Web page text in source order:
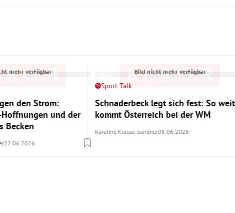
mehr verfügbar
den Strom:
Hoffnungen und der
Becken
22.06.2026
Bild nicht mehr verfügbar
Sport Talk
Schnaderbeck legt sich fest: So weit
kommt Österreich bei der WM
Karoline Krause-Sandner08.06.2026